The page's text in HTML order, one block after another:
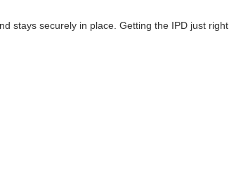
stays securely in place. Getting the IPD just right